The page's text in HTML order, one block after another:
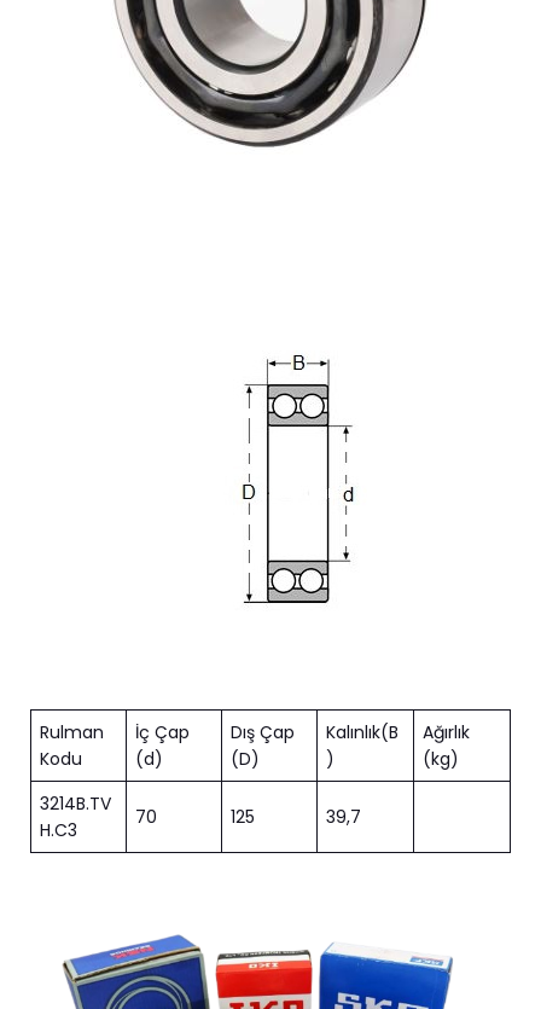
Rulman
Kodu
İç Çap
(d)
Dış Çap
(D)
Kalınlık(B
)
Ağırlık
(kg)
3214B.TV
H.C3
70 125 39,7